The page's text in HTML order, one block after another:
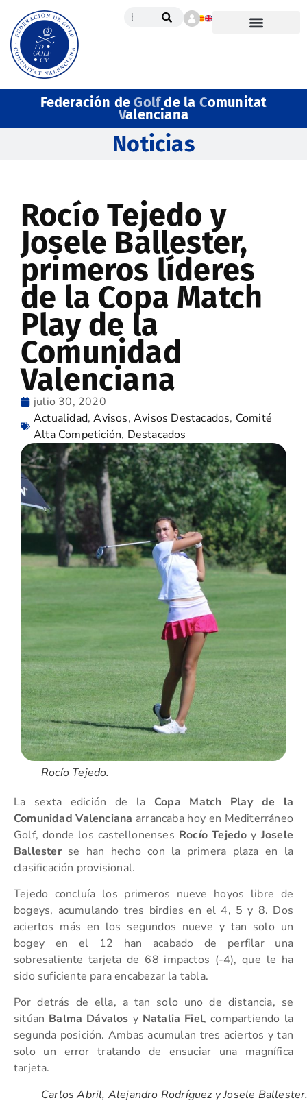
Federación deGolfde la Comunitat
Valenciana
Noticias
Rocío Tejedo y
Josele Ballester,
primeros líderes
de la Copa Match
Play de la
Comunidad
Valenciana
julio 30, 2020
Actualidad,Avisos,Avisos Destacados, Comité
Alta Competición, Destacados
Rocío Tejedo.
La sexta edición de la Copa Match Play de la
Comunidad Valenciana arrancaba hoy en Mediterráneo
Golf, donde los castellonenses Rocío Tejedo y Josele
Ballesterse han hecho con la primera plaza en la
clasificación provisional.
Tejedo concluía los primeros nueve hoyos libre de
bogeys, acumulando tres birdies en el 4, 5 y 8. Dos
aciertos más en los segundos nueve y tan solo un
bogey en el 12 han acabado de perfilar una
sobresaliente tarjeta de 68 impactos (-4), que le ha
sido suficiente para encabezar la tabla.
Por detrás de ella, a tan solo uno de distancia, se
sitúan Balma Dávalos y Natalia Fiel, compartiendo la
segunda posición. Ambas acumulan tres aciertos y tan
solo un error tratando de ensuciar una magnífica
tarjeta.
Carlos Abril, Alejandro Rodríguez y Josele